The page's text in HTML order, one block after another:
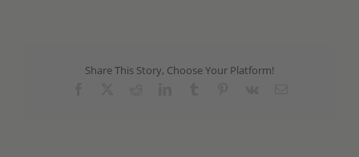
Share This Story, Choose Your Platform!